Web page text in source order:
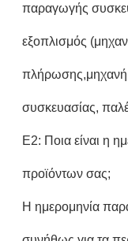
παραγωγής
εξοπλισμός
πλήρωσης,μηχανή
συσκευασίας,
Ε2: Ποια είναι η
προϊόντων σας;
Η ημερομηνία